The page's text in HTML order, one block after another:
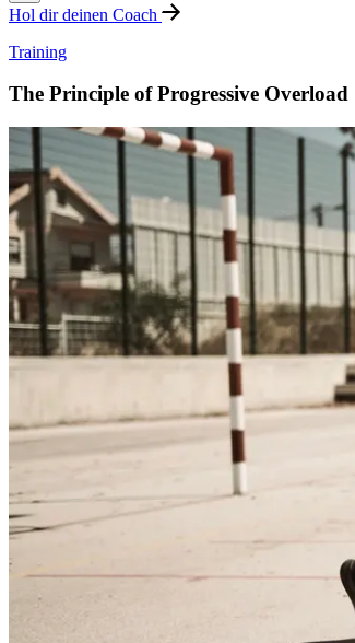
Hol dir deinen Coach
Training
The Principle of Progressive Overload